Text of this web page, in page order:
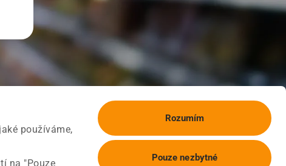
používáme,
na "Pouze
Rozumím
Pouze nezbytné